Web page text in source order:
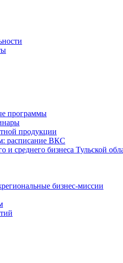
программы
продукции
расписание ВКС
и среднего бизнеса Тульской
бизнес-миссии